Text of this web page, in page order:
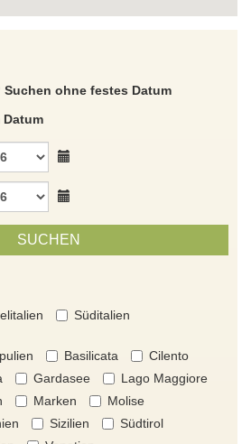
ohne festes Datum
Datum
SUCHEN
Süditalien
Basilicata
Cilento
Gardasee
Lago Maggiore
Marken
Molise
Sizilien
Südtirol